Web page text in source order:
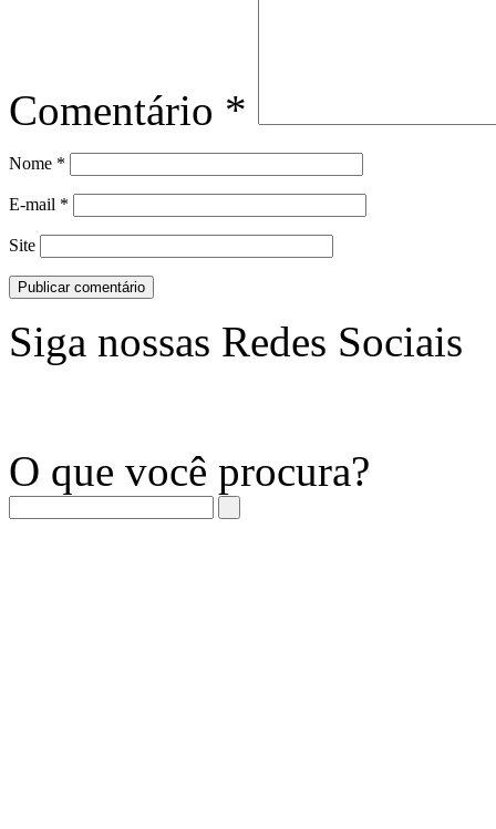
Comentário *
Nome *
E-mail *
Site
Siga nossas Redes Sociais
O que você procura?